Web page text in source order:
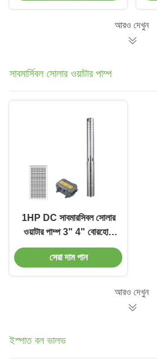
আরও দেখুন
সাবমার্সিবল সোলার ওয়াটার পাম্প
1HP DC সাবমারসিবল সোলার
ওয়াটার পাম্প 3" 4" বোরহোল
কৃষি সেচ জল পাম্প
সেরা দাম পান
আরও দেখুন
ইস্পাত বল ভালভ